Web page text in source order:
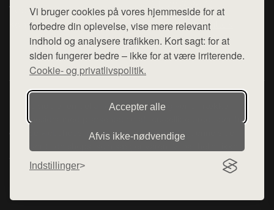
Vi bruger cookies på vores hjemmeside for at
forbedre din oplevelse, vise mere relevant
indhold og analysere trafikken. Kort sagt: for at
siden fungerer bedre – ikke for at være irriterende.
Cookie- og privatlivspolitik.
Accepter alle
Afvis ikke‑nødvendige
Indstillinger
Top Rabatter
Kontakt
Mail: hej@want.dk
Cookie- og privatlivspolitik
Denne side er en del af want.dk, der udgiver en række
hjemmesider med præsentation af forskellige produkter fra
diverse webshops. Der sælges ikke varer fra denne side - vi
varerne på lager.